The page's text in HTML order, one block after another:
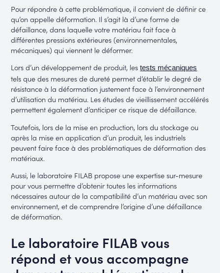
Pour répondre à cette problématique, il convient de définir ce
qu’on appelle déformation. Il s’agit là d’une forme de
défaillance, dans laquelle votre matériau fait face à
différentes pressions extérieures (environnementales,
mécaniques) qui viennent le déformer.
Lors d’un développement de produit, lestests mécaniques
tels que des mesures de dureté permet d’établir le degré de
résistance à la déformation justement face à l’environnement
d’utilisation du matériau. Les études de vieillissement accélérés
permettent également d’anticiper ce risque de défaillance.
Toutefois, lors de la mise en production, lors du stockage ou
après la mise en application d’un produit, les industriels
peuvent faire face à des problématiques de déformation des
matériaux.
Aussi, le laboratoire FILAB propose une expertise sur-mesure
pour vous permettre d’obtenir toutes les informations
nécessaires autour de la compatibilité d’un matériau avec son
environnement, et de comprendre l’origine d’une défaillance
de déformation.
Le laboratoire FILAB vous
répond et vous accompagne